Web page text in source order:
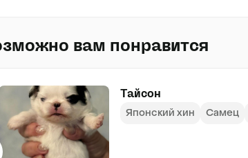
вам понравится
Тайсон
Японский хин Самец